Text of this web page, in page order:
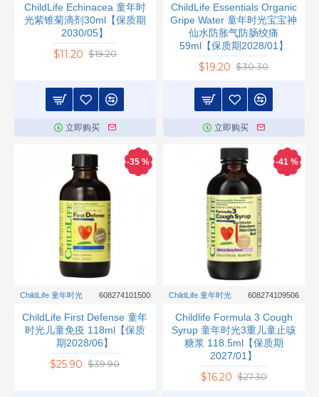
ChildLife Echinacea 童年时
光紫锥菊滴剂30ml【保质期
2030/05】
$11.20 $19.20
立即购买
ChildLife Essentials Organic
Gripe Water 童年时光宝宝神
仙水防胀气防肠绞痛
59ml【保质期2028/01】
$19.20 $30.30
立即购买
-35 %
ChildLife 童年时光 608274101500
ChildLife First Defense 童年
时光儿童免疫 118ml【保质
期2028/06】
$25.90 $39.90
-41 %
ChildLife 童年时光 608274109506
Childlife Formula 3 Cough
Syrup 童年时光3重儿童止咳
糖浆 118.5ml【保质期
2027/01】
$16.20 $27.30